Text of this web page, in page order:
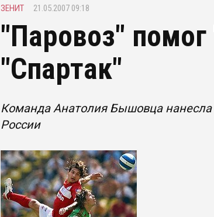
ЗЕНИТ 21.05.2007 09:18
"Паровоз" помог
"Спартак"
Команда Анатолия Бышовца нанесла
России